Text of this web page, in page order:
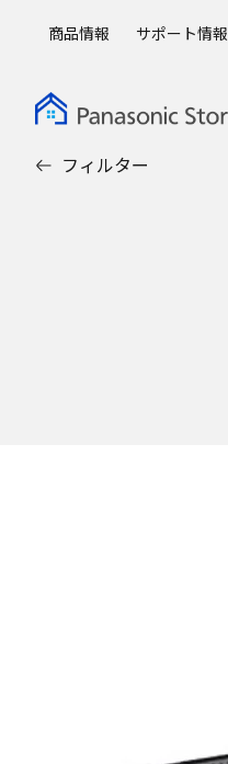
商品情報 サポート情報
フィルター